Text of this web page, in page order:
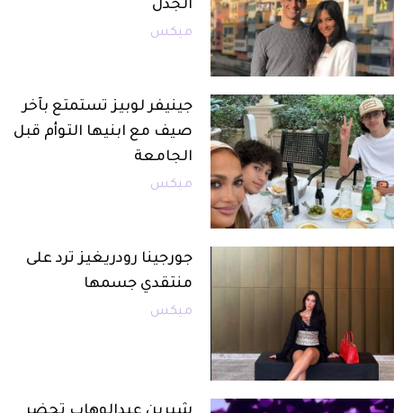
الجدل
ميكس
جينيفر لوبيز تستمتع بآخر
صيف مع ابنيها التوأم قبل
الجامعة
ميكس
جورجينا رودريغيز ترد على
منتقدي جسمها
ميكس